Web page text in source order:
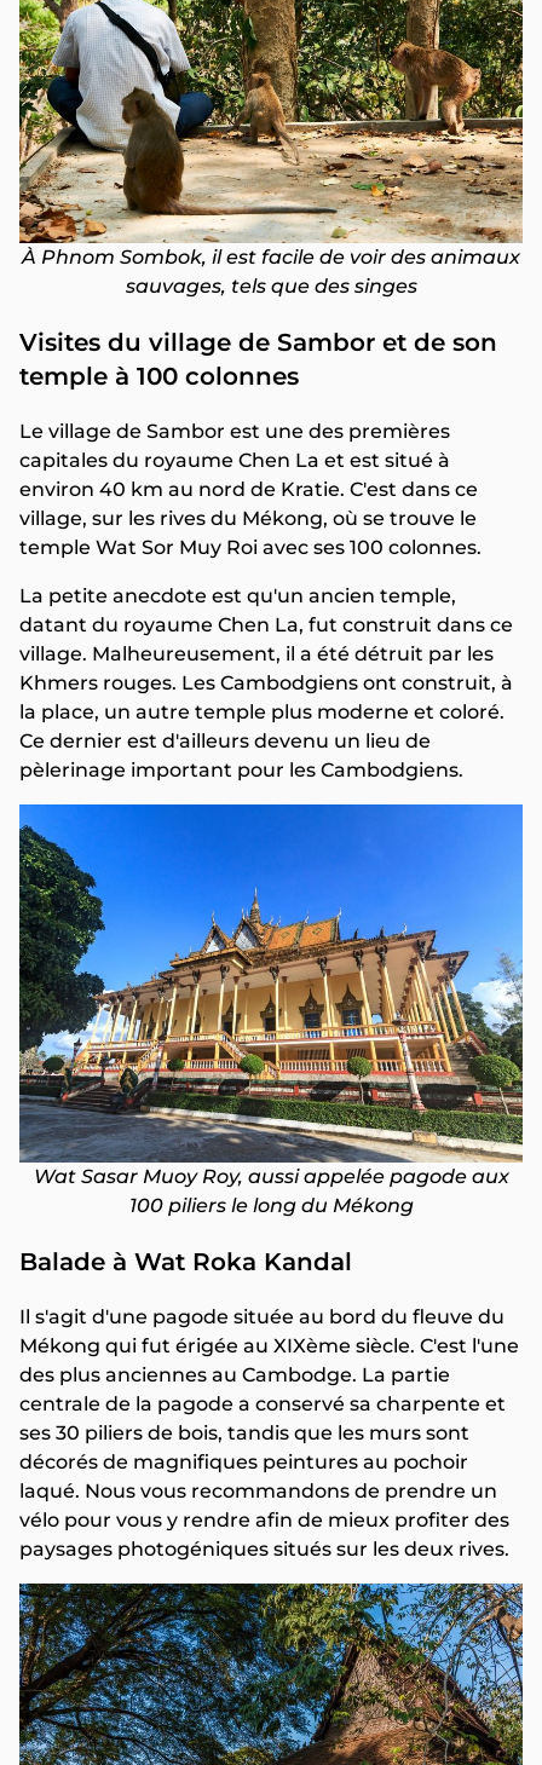
À Phnom Sombok, il est facile de voir des animaux
sauvages, tels que des singes
Visites du village de Sambor et de son
temple à 100 colonnes
Le village de Sambor est une des premières
capitales du royaume Chen La et est situé à
environ 40 km au nord de Kratie. C'est dans ce
village, sur les rives du Mékong, où se trouve le
temple Wat Sor Muy Roi avec ses 100 colonnes.
La petite anecdote est qu'un ancien temple,
datant du royaume Chen La, fut construit dans ce
village. Malheureusement, il a été détruit par les
Khmers rouges. Les Cambodgiens ont construit, à
la place, un autre temple plus moderne et coloré.
Ce dernier est d'ailleurs devenu un lieu de
pèlerinage important pour les Cambodgiens.
Wat Sasar Muoy Roy, aussi appelée pagode aux
100 piliers le long du Mékong
Balade à Wat Roka Kandal
Il s'agit d'une pagode située au bord du fleuve du
Mékong qui fut érigée au XIXème siècle. C'est l'une
des plus anciennes au Cambodge. La partie
centrale de la pagode a conservé sa charpente et
ses 30 piliers de bois, tandis que les murs sont
décorés de magnifiques peintures au pochoir
laqué. Nous vous recommandons de prendre un
vélo pour vous y rendre afin de mieux profiter des
paysages photogéniques situés sur les deux rives.